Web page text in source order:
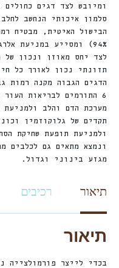
ומיובש לצד דגים
סלמון איכותי הנחשב
הבישול האיטית, מבטיח
94%) ומסייע במניעת
לצד יחס מאוזן ונכון של
תזונתי נכון לאורך כל
6 התורמים לבריאות
מערכת הדם והלב
תקדים של גלוקוזמין
ולמניעת תופעת שחיקת
ונמצא מתאים גם לכלבים
מגזע בינוני וגדול.
תיאור רכיבים
תיאור
בכדי לייצר פורמולצייה